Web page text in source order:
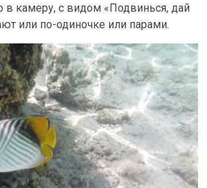
в камеру, с видом «Подвинься, дай
или по-одиночке или парами.